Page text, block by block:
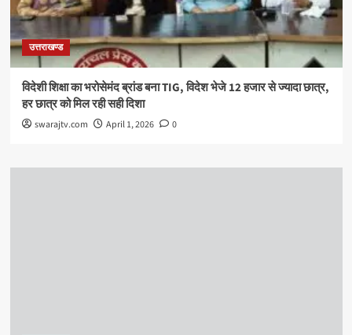
उत्तराखण्ड
विदेशी शिक्षा का भरोसेमंद ब्रांड बना TIG, विदेश भेजे 12 हजार से ज्यादा छात्र,
हर छात्र को मिल रही सही दिशा
swarajtv.com April 1, 2026 0